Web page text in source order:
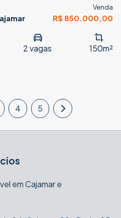
Venda
R$ 850.000,00
2 vagas 150m²
4 5
em Cajamar e